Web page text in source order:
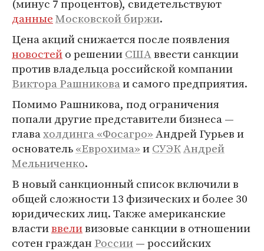
(минус 7 процентов), свидетельствуют
данныеМосковской биржи.
Цена акций снижается после появления
новостейо решенииСШАввести санкции
против владельца российской компании
Виктора Рашниковаи самого предприятия.
Помимо Рашникова, под ограничения
попали другие представители бизнеса —
главахолдинга «Фосагро»Андрей Гурьев и
основатель«Еврохима»иСУЭКАндрей
Мельниченко.
В новый санкционный список включили в
общей сложности 13 физических и более 30
юридических лиц. Также американские
властиввеливизовые санкции в отношении
сотен гражданРоссии— российских